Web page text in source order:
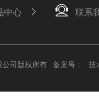
中心 联系
公司版权所有 备案号： 技